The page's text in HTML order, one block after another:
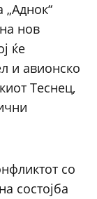
„Аднок“
нов
ќе
и авионско
Теснец,
со
состојба